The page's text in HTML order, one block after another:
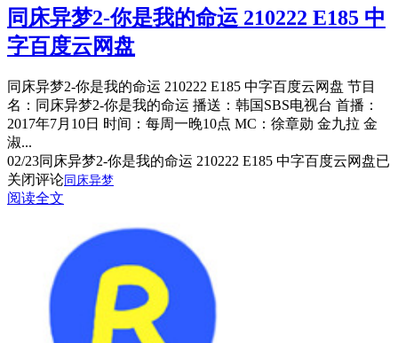
同床异梦2-你是我的命运 210222 E185 中
字百度云网盘
同床异梦2-你是我的命运 210222 E185 中字百度云网盘 节目
名：同床异梦2-你是我的命运 播送：韩国SBS电视台 首播：
2017年7月10日 时间：每周一晚10点 MC：徐章勋 金九拉 金
淑...
02/23同床异梦2-你是我的命运 210222 E185 中字百度云网盘已
关闭评论 同床异梦
阅读全文